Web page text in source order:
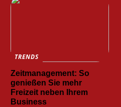
TRENDS
Zeitmanagement: So
genießen Sie mehr
Freizeit neben Ihrem
Business